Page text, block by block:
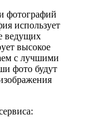
фотографий
использует
ведущих
высокое
с лучшими
фото будут